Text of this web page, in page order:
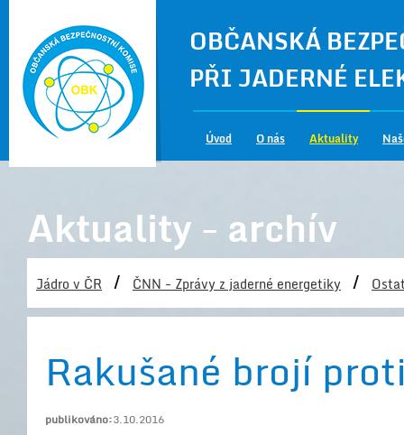
OBČANSKÁ
PŘI JADERNÉ
Úvod O nás Aktuality
Aktuality - archív
Jádro v ČR / ČNN - Zprávy z jaderné energetiky /
Rakušané brojí
publikováno:3.10.2016